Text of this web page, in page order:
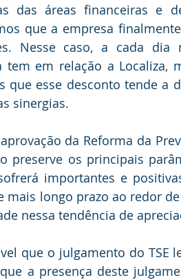
das áreas financeiras e
que a empresa
Nesse caso, a cada dia
em relação a Localiza,
que esse desconto tende a
sinergias.
da Reforma da
preserve os principais
importantes e
longo prazo ao redor
nessa tendência de
que o julgamento do TSE
a presença deste